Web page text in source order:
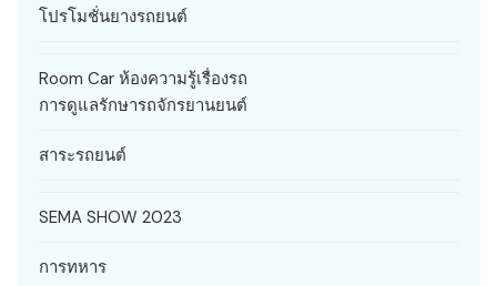
โปรโมชั่นยางรถยนต์
Room Car ห้องความรู้เรื่องรถ
การดูแลรักษารถจักรยานยนต์
สาระรถยนต์
SEMA SHOW 2023
การทหาร